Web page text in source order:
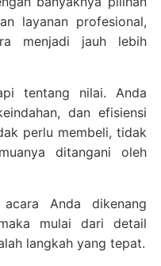
layanan profesional,
menjadi jauh lebih
tentang nilai. Anda
dan efisiensi
perlu membeli, tidak
ditangani oleh
Anda dikenang
mulai dari detail
langkah yang tepat.